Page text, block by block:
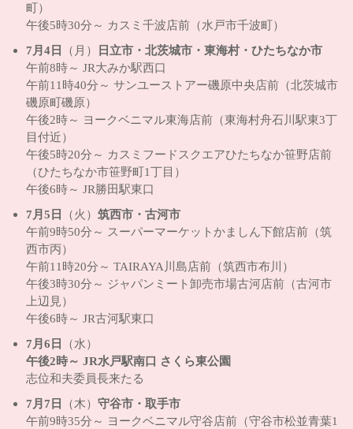
町）
午後5時30分～ カスミ千波店前（水戸市千波町）
7月4日
（月）
日立市・北茨城市・東海村・ひたちなか市
午前8時～ JR大みか駅西口
午前11時40分～ サンユーストアー磯原中央店前（北茨城市
磯原町磯原）
午後2時～ ヨークベニマル東海店前（東海村舟石川駅東3丁
目付近）
午後5時20分～ カスミフードスクエアひたちなか笹野店前
（ひたちなか市笹野町1丁目）
午後6時～ JR勝田駅東口
7月5日
（火）筑西市・古河市
午前9時50分～ スーパーマーケットかましん下館店前（筑
西市丙）
午前11時20分～ TAIRAYA川島店前（筑西市布川）
午後3時30分～ ジャパンミート卸売市場古河店前（古河市
上辺見）
午後6時～ JR古河駅東口
7月6日
（水）
午後2時～ JR水戸駅南口 さくら東公園
志位和夫委員長来たる
7月7日
（木）守谷市・取手市
午前9時35分～ ヨークベニマル守谷店前（守谷市松並青葉1